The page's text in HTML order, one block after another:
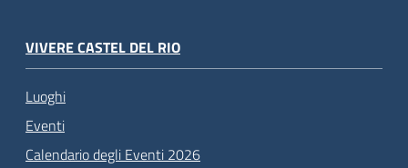
VIVERE CASTEL DEL RIO
Luoghi
Eventi
Calendario degli Eventi 2026